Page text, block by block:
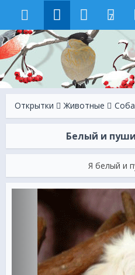
7
Открытки Животные
Белый и
Я белый и